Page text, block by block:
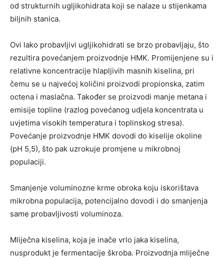
od strukturnih ugljikohidrata koji se nalaze u stijenkama
biljnih stanica.
Ovi lako probavljivi ugljikohidrati se brzo probavljaju, što
rezultira povećanjem proizvodnje HMK. Promijenjene su i
relativne koncentracije hlapljivih masnih kiselina, pri
čemu se u najvećoj količini proizvodi propionska, zatim
octena i maslačna. Također se proizvodi manje metana i
emisije topline (razlog povećanog udjela koncentrata u
uvjetima visokih temperatura i toplinskog stresa).
Povećanje proizvodnje HMK dovodi do kiselije okoline
(pH 5,5), što pak uzrokuje promjene u mikrobnoj
populaciji.
Smanjenje voluminozne krme obroka koju iskorištava
mikrobna populacija, potencijalno dovodi i do smanjenja
same probavljivosti voluminoza.
Mliječna kiselina, koja je inače vrlo jaka kiselina,
nusprodukt je fermentacije škroba. Proizvodnja mliječne